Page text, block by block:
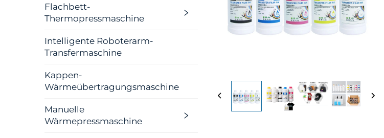
Flachbett-
Thermopressmaschine
Intelligente Roboterarm-
Transfermaschine
Kappen-
Wärmeübertragungsmaschine
Manuelle
Wärmepressmaschine